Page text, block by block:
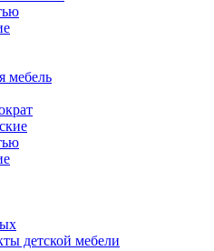
мебель
детской мебели